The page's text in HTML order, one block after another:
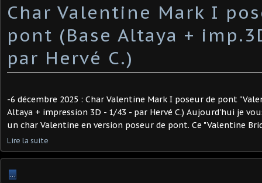
Char Valentine Mark I
pont (Base Altaya +
par Hervé C.)
-6 décembre 2025 : Char Valentine Mark I poseur de pont
Altaya + impression 3D - 1/43 - par Hervé C.) Aujourd'hui je
un char Valentine en version poseur de pont. Ce "Valentine
Lire la suite
…